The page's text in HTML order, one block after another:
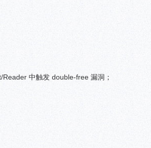
中触发 double-free 漏洞；